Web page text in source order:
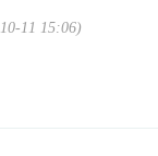
11 15:06)